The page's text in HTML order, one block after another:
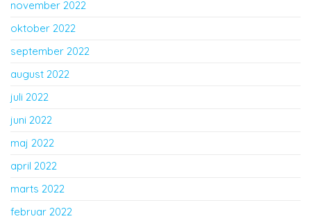
november 2022
oktober 2022
september 2022
august 2022
juli 2022
juni 2022
maj 2022
april 2022
marts 2022
februar 2022